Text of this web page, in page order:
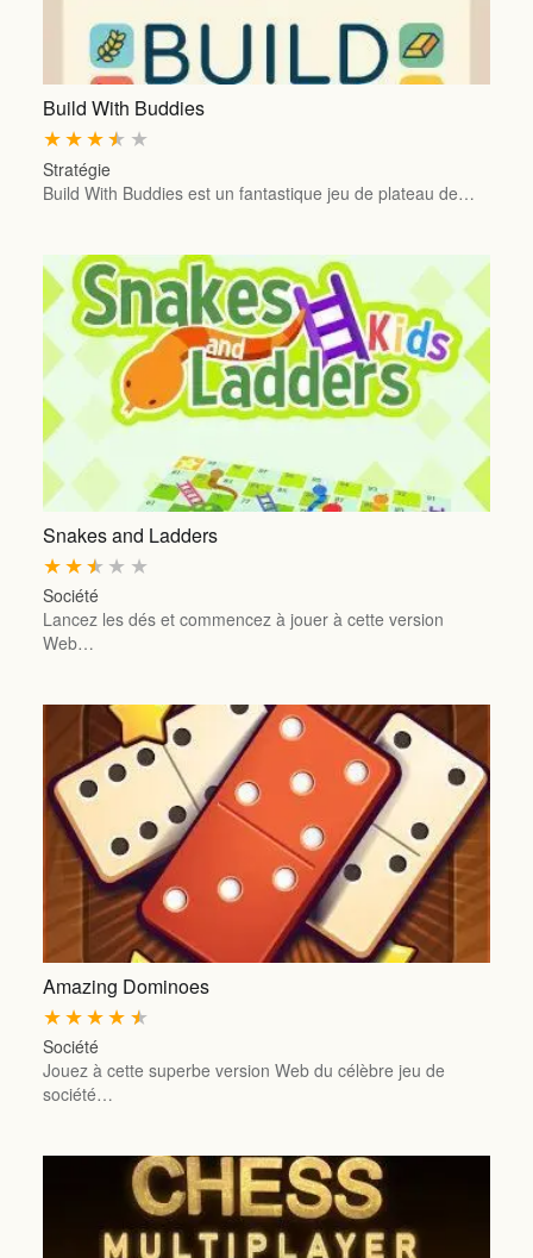
Build With Buddies
★
★
★
★
★
Stratégie
Build With Buddies est un fantastique jeu de plateau de…
Snakes and Ladders
★
★
★
★
★
Société
Lancez les dés et commencez à jouer à cette version
Web…
Amazing Dominoes
★
★
★
★
★
Société
Jouez à cette superbe version Web du célèbre jeu de
société…